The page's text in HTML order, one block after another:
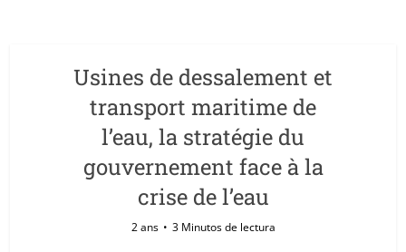
Usines de dessalement et
transport maritime de
l’eau, la stratégie du
gouvernement face à la
crise de l’eau
2 ans 3 Minutos de lectura